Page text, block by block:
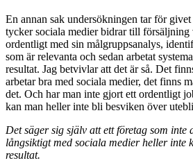
En annan sak undersökningen tar för
tycker sociala medier bidrar till försäljning
ordentligt med sin målgruppsanalys,
som är relevanta och sedan arbetat
resultat. Jag betvivlar att det är så. Det
arbetar bra med sociala medier, det finns
det. Och har man inte gjort ett ordentligt
kan man heller inte bli besviken över
Det säger sig själv att ett företag som inte
långsiktigt med sociala medier heller inte
resultat.